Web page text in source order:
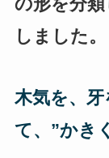
しました。
木気を、牙
て、”かき